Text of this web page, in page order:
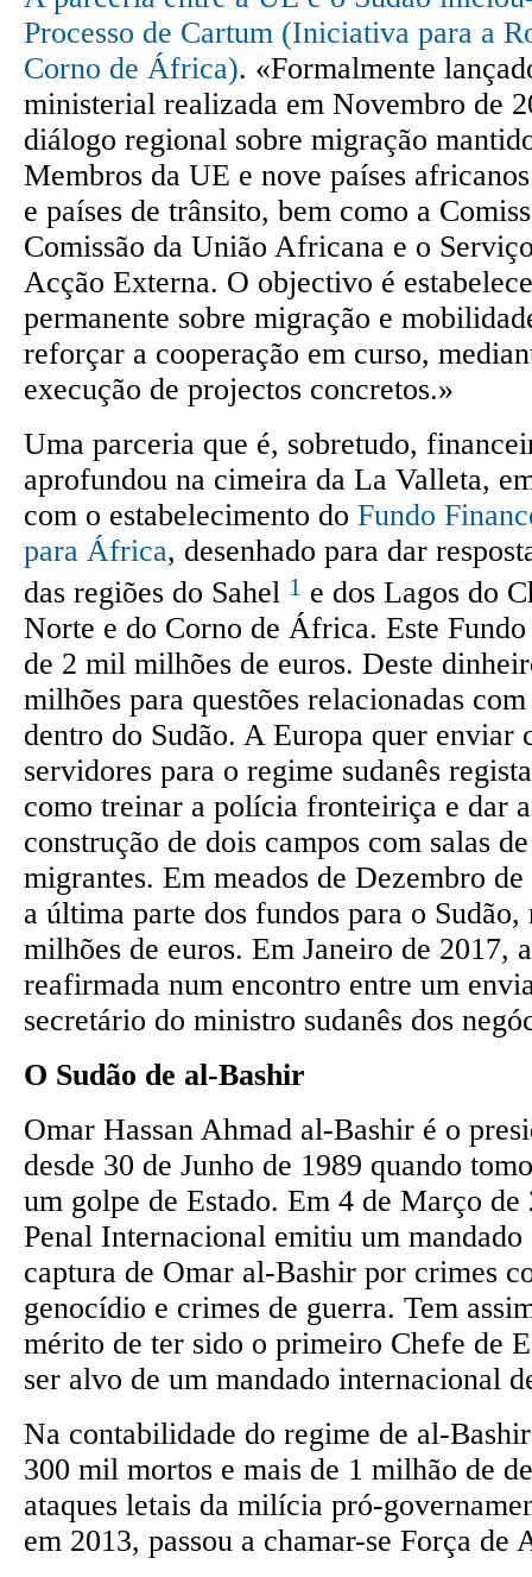
Processo de Cartum (Iniciativa para a
Corno de África). «Formalmente
ministerial realizada em Novembro de
diálogo regional sobre migração
Membros da UE e nove países
e países de trânsito, bem como a
Comissão da União Africana e o
Acção Externa. O objectivo é
permanente sobre migração e
reforçar a cooperação em curso,
execução de projectos concretos.»
Uma parceria que é, sobretudo,
aprofundou na cimeira da La Valleta,
com o estabelecimento do Fundo
para África, desenhado para dar
das regiões do Sahel 1 e dos Lagos do
Norte e do Corno de África. Este
de 2 mil milhões de euros. Deste
milhões para questões relacionadas
dentro do Sudão. A Europa quer enviar
servidores para o regime sudanês
como treinar a polícia fronteiriça e dar
construção de dois campos com salas
migrantes. Em meados de Dezembro
a última parte dos fundos para o
milhões de euros. Em Janeiro de 2017,
reafirmada num encontro entre um
secretário do ministro sudanês dos
O Sudão de al-Bashir
Omar Hassan Ahmad al-Bashir é o
desde 30 de Junho de 1989 quando
um golpe de Estado. Em 4 de Março
Penal Internacional emitiu um mandado
captura de Omar al-Bashir por crimes
genocídio e crimes de guerra. Tem
mérito de ter sido o primeiro Chefe de
ser alvo de um mandado internacional
Na contabilidade do regime de al-
300 mil mortos e mais de 1 milhão de
ataques letais da milícia pró-
em 2013, passou a chamar-se Força